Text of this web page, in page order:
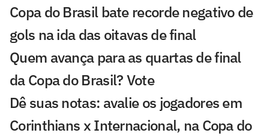
Copa do Brasil bate recorde negativo de
gols na ida das oitavas de final
Quem avança para as quartas de final
da Copa do Brasil? Vote
Dê suas notas: avalie os jogadores em
Corinthians x Internacional, na Copa do